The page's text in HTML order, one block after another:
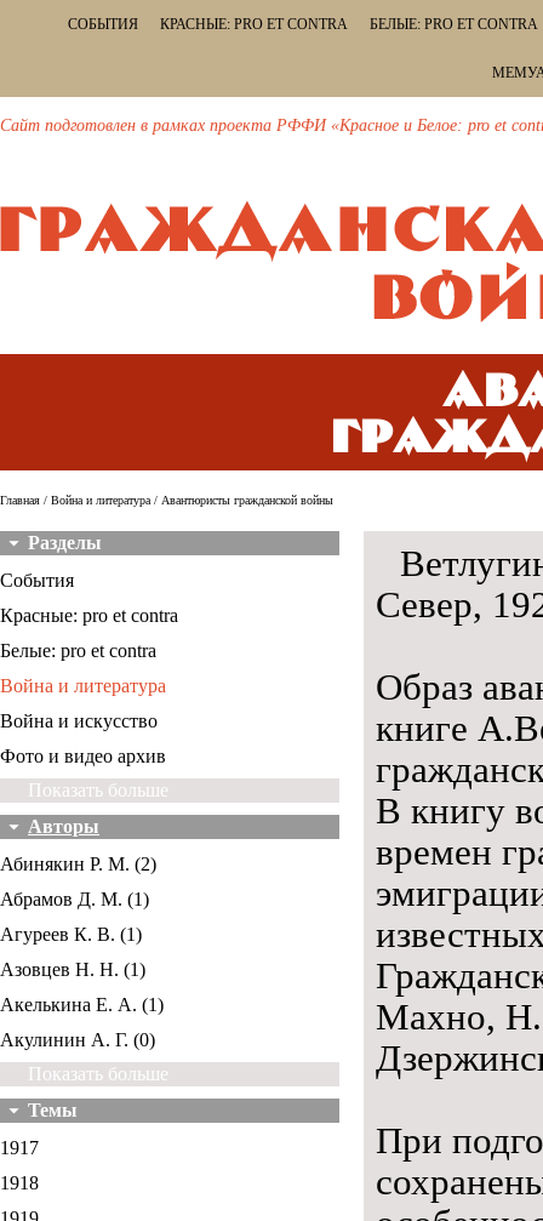
СОБЫТИЯ КРАСНЫЕ: PRO ET CONTRA БЕЛЫЕ: PRO ET CONTRA
Сайт подготовлен в рамках проекта РФФИ «Красное и Белое: pro et
Главная / Война и литература / Авантюристы гражданской войны
Разделы
События
Красные: pro et contra
Белые: pro et contra
Война и литература
Война и искусство
Фото и видео архив
Показать больше
Авторы
Абинякин Р. М. (2)
Абрамов Д. М. (1)
Агуреев К. В. (1)
Азовцев Н. Н. (1)
Акелькина Е. А. (1)
Акулинин А. Г. (0)
Показать больше
Темы
1917
1918
Север,
Образ
книге
В книгу
времен
Махно, Н.
При